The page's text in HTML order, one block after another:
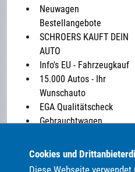
Cookies und
Diese Webseite
Neuwagen
Bestellangebote
SCHROERS KAUFT DEIN
AUTO
Info's EU - Fahrzeugkauf
15.000 Autos - Ihr
Wunschauto
EGA Qualitätscheck
Gebrauchtwagen